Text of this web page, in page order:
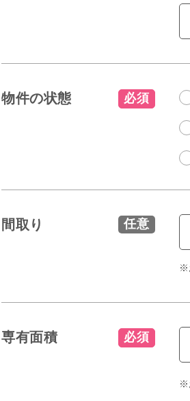
物件の状態 必須
間取り 任意
※
専有面積 必須
※